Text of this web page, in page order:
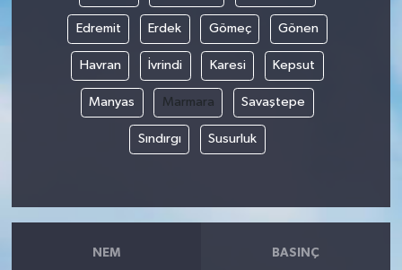
Edremit Erdek Gömeç Gönen
Havran İvrindi Karesi Kepsut
Manyas Marmara Savaştepe
Sındırgı Susurluk
NEM BASINÇ